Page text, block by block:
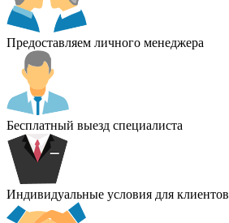
Предоставляем личного менеджера
Бесплатный выезд специалиста
Индивидуальные условия для клиентов